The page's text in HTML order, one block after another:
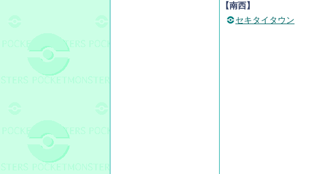
【南西】
セキタイタウン